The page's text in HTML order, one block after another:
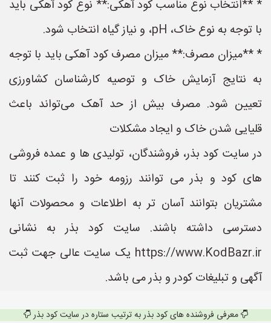
* **انتخاب نوع مناسب کود آهکی:** نوع کود آهکی باید
با توجه به نوع خاک، pH، و نیاز گیاه انتخاب شود.
* **میزان مصرف:** میزان مصرف کود آهکی باید با توجه
به نتایج آزمایش خاک و توصیه کارشناسان کشاورزی
تعیین شود. مصرف بیش از حد آهک می‌تواند باعث
قلیایی شدن خاک و ایجاد مشکلات
در سایت کود بذر، فروشندگان، تولیدی ها و عمده فروشی
های کود و بذر می توانند رزومه خود را ثبت کنند تا
مشتریان بتوانند آسان تر به اطلاعات و محصولات آنها
دسترسی داشته باشند. سایت کود بذر به نشانی
https://www.KodBazr.ir یک سایت عالی جهت ثبت
آگهی و تبلیغات کودر و بذر می باشد.
معرفی فروشنده های کود بذر به ترتیب ستاره در سایت کود بذر